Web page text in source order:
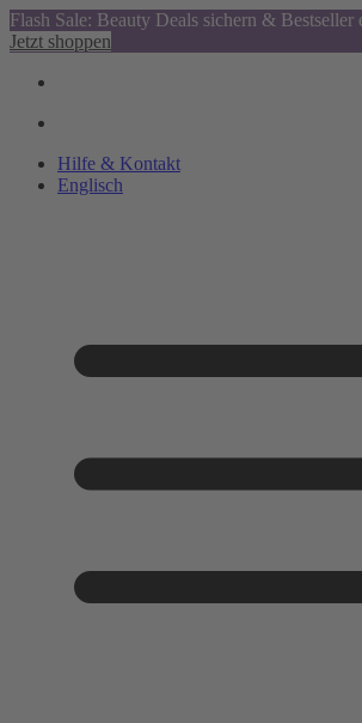
Flash Sale: Beauty Deals sichern & Bestseller
Jetzt shoppen
Hilfe & Kontakt
Englisch